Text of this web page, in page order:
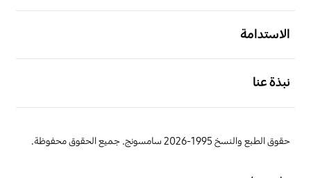
الاستدامة
نبذة عنا
حقوق الطبع والنسخ 1995-2026 سامسونج. جميع الحقوق محفوظة.